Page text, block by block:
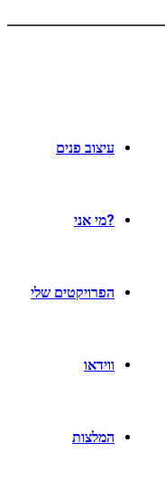
עיצוב פנים
?מי אני
הפרויקטים שלי
ווידאו
המלצות